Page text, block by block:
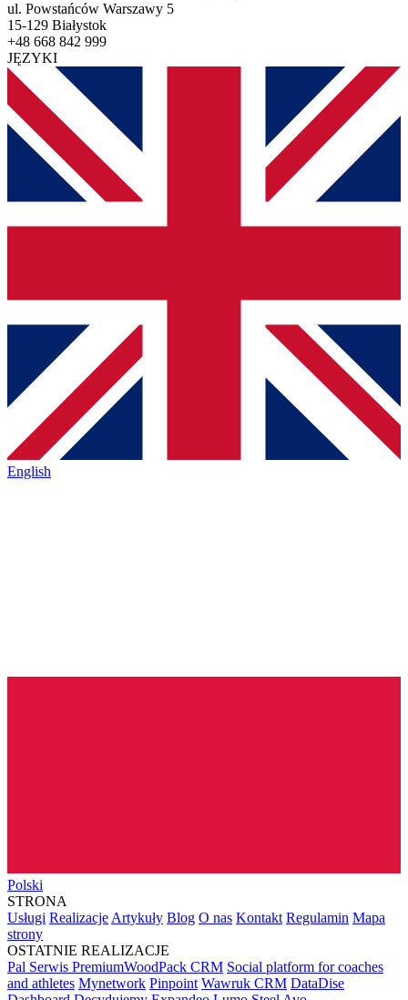
ul. Powstańców Warszawy 5
15-129 Białystok
+48 668 842 999
JĘZYKI
English
Polski
STRONA
Usługi Realizacje Artykuły Blog O nas Kontakt Regulamin Mapa
strony
OSTATNIE REALIZACJE
Pal Serwis PremiumWoodPack CRM Social platform for coaches
and athletes Mynetwork Pinpoint Wawruk CRM DataDise